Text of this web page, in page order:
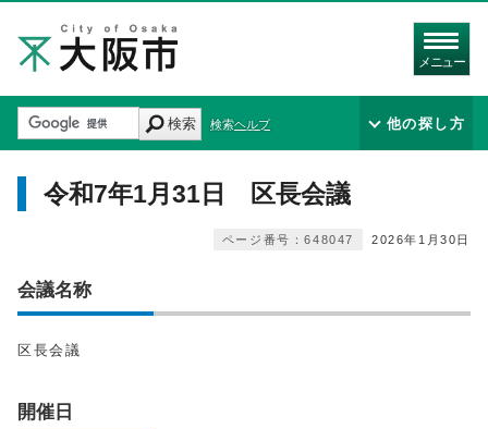
メニュー
検索 検索ヘルプ 他の探し方
令和7年1月31日 区長会議
2026年1月30日
ページ番号：648047
会議名称
区長会議
開催日